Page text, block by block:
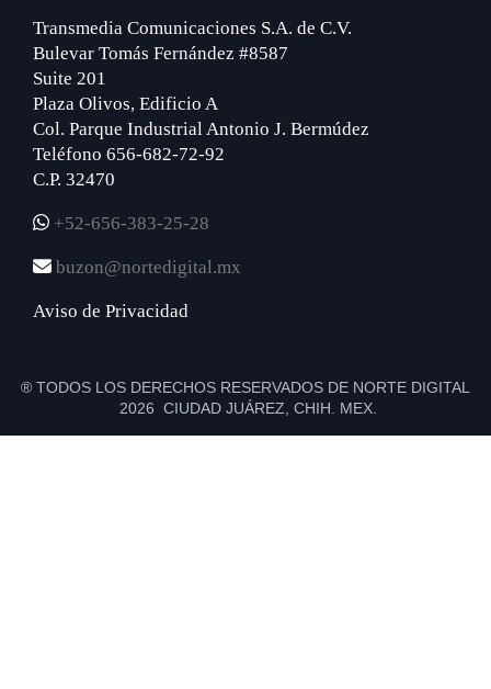
Transmedia Comunicaciones S.A. de C.V.
Bulevar Tomás Fernández #8587
Suite 201
Plaza Olivos, Edificio A
Col. Parque Industrial Antonio J. Bermúdez
Teléfono 656-682-72-92
C.P. 32470
+52-656-383-25-28
buzon@nortedigital.mx
Aviso de Privacidad
® TODOS LOS DERECHOS RESERVADOS DE NORTE DIGITAL
2026 CIUDAD JUÁREZ, CHIH. MEX.